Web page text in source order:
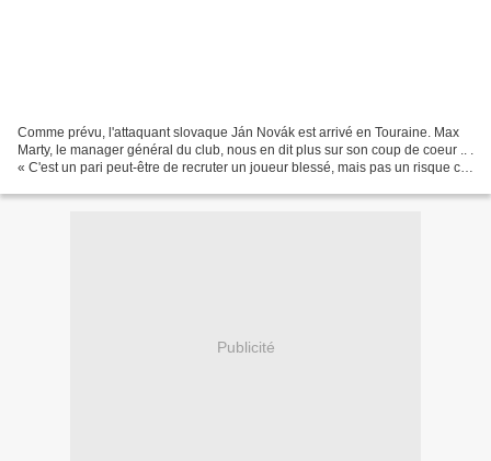
Comme prévu, l'attaquant slovaque Ján Novák est arrivé en Touraine. Max
Marty, le manager général du club, nous en dit plus sur son coup de coeur .. .
« C'est un pari peut-être de recruter un joueur blessé, mais pas un risque car
Publicité